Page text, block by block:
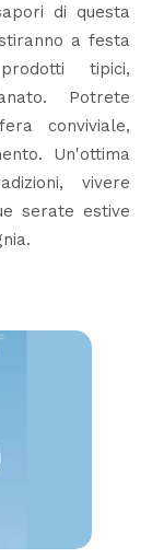
di questa
a festa
tipici,
Potrete
conviviale,
Un'ottima
vivere
serate estive